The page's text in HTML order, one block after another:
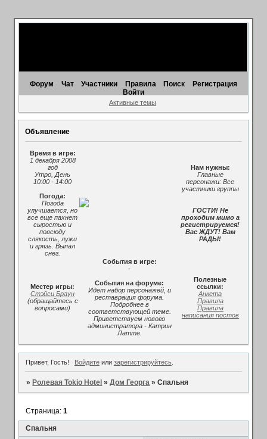
Форум Чат Участники Правила Поиск
Регистрация
Войти
Активные темы
Объявление
Время в игре:
1 декабря 2008
год
Утро, День
10:00 - 14:00
Погода:
Погода
улучшается, но
все еще пахнет
сыростью и
повсюду
слякость, лужи
и грязь. Выпал
снег.
Нам нужны:
Главные
персонажи: Все
участники группы
ГОСТИ! Не
проходим мимо а
регистрируемся!
Вас ЖДУТ! Вам
РАДЫ!
Местер игры:
Стэйси Браун
(обращайтесь с
вопросами)
События в игре:
-
События на форуме:
Идет набор персонажей, и
реставрация форума.
Подробнее в
соответствующей теме.
Приветствуем нового
администратора - Катрин
Латте.
Полезные
ссылки:
Анкета
Правила
Правила
написания постов
Привет, Гость! Войдитеили зарегистрируйтесь.
» Ролевая Tokio Hotel »Дом Георга »Спальня
Спальня
Страница:1